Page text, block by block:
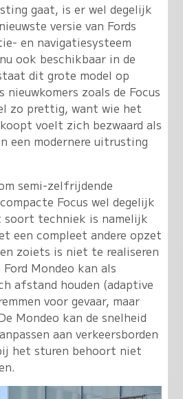
gaat, is er wel degelijk
versie van Fords
en navigatiesysteem
ook beschikbaar in de
dit grote model op
nieuwkomers zoals de Focus
zo prettig, want wie het
voelt zich bezwaard als
een modernere uitrusting
semi-zelfrijdende
Focus wel degelijk
soort techniek is namelijk
een compleet andere opzet
zoiets is niet te realiseren
Mondeo kan als
afstand houden (adaptive
voor gevaar, maar
Mondeo kan de snelheid
aan verkeersborden
het sturen behoort niet